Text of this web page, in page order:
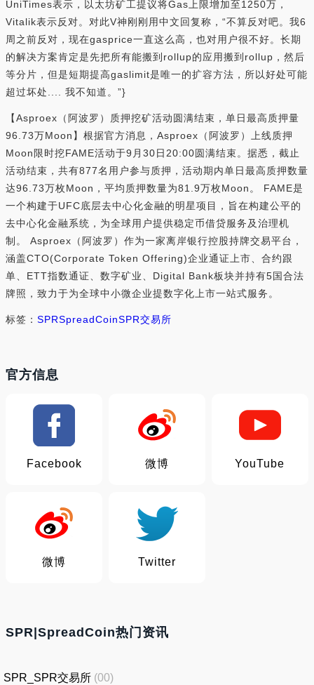
UniTimes表示，以太坊矿工提议将Gas上限增加至1250万，
Vitalik表示反对。对此V神刚刚用中文回复称，“不算反对吧。我6
周之前反对，现在gasprice一直这么高，也对用户很不好。长期
的解决方案肯定是先把所有能搬到rollup的应用搬到rollup，然后
等分片，但是短期提高gaslimit是唯一的扩容方法，所以好处可能
超过坏处.... 我不知道。”}
【Asproex（阿波罗）质押挖矿活动圆满结束，单日最高质押量
96.73万Moon】根据官方消息，Asproex（阿波罗）上线质押
Moon限时挖FAME活动于9月30日20:00圆满结束。据悉，截止
活动结束，共有877名用户参与质押，活动期内单日最高质押数量
达96.73万枚Moon，平均质押数量为81.9万枚Moon。 FAME是
一个构建于UFC底层去中心化金融的明星项目，旨在构建公平的
去中心化金融系统，为全球用户提供稳定币借贷服务及治理机
制。 Asproex（阿波罗）作为一家离岸银行控股持牌交易平台，
涵盖CTO(Corporate Token Offering)企业通证上市、合约跟
单、ETT指数通证、数字矿业、Digital Bank板块并持有5国合法
牌照，致力于为全球中小微企业提数字化上市一站式服务。
标签： SPRSpreadCoinSPR交易所
官方信息
Facebook 微博 YouTube
微博 Twitter
SPR|SpreadCoin热门资讯
SPR_SPR交易所 (00)